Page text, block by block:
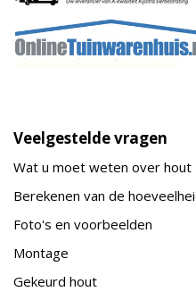
Veelgestelde vragen
Wat u moet weten over hout
Berekenen van de
Foto's en voorbeelden
Montage
Gekeurd hout